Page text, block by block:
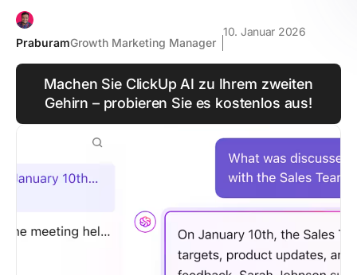
PraburamGrowth Marketing Manager
10. Januar 2026
Machen Sie ClickUp AI zu Ihrem zweiten
Gehirn – probieren Sie es kostenlos aus!